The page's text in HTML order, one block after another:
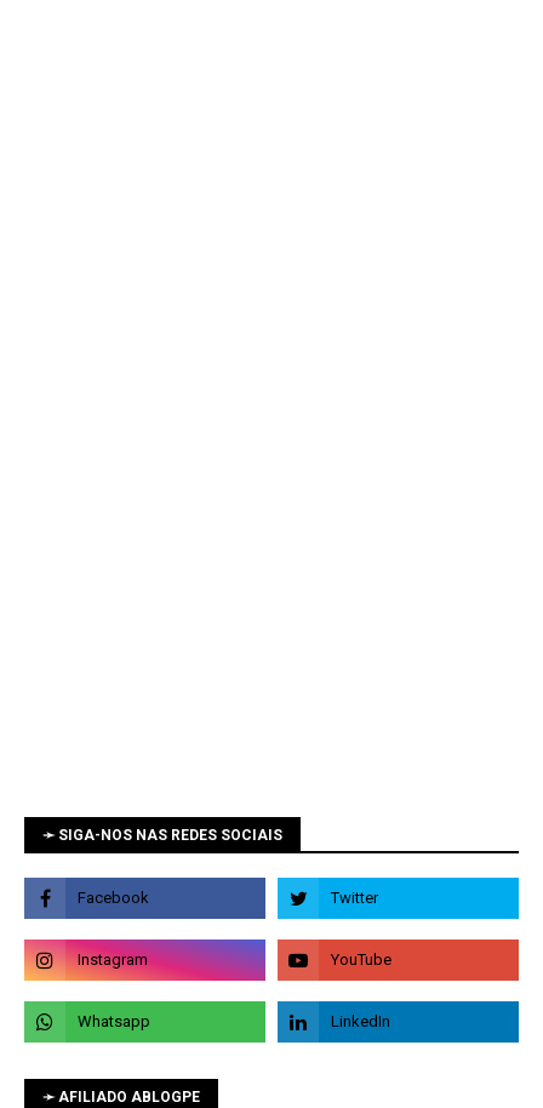
➛ SIGA-NOS NAS REDES SOCIAIS
➛ AFILIADO ABLOGPE